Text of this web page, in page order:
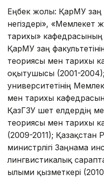
Еңбек жолы: ҚарМУ заң
негіздері», «Мемлекет
тарихы»
ҚарМУ заң
теориясы мен тарихы
оқытушысы (2001-
университетінің
мен тарихы
ҚазГЗУ шет елдердің
теориясы мен тарихы
(2009-2011); Қазақстан
министрлігі Заңнама
лингвистикалық
ғылыми қызметкері